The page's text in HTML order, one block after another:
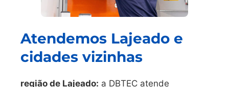
Atendemos Lajeado e
cidades vizinhas
região de Lajeado: a DBTEC atende